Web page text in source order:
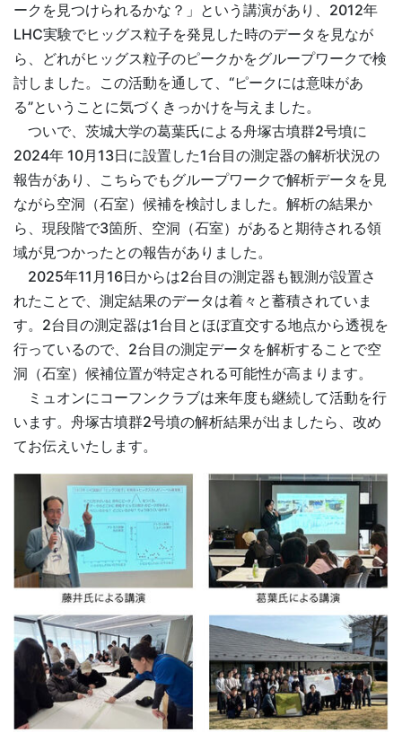
ークを見つけられるかな？」という講演があり、2012年
LHC実験でヒッグス粒子を発見した時のデータを見なが
ら、どれがヒッグス粒子のピークかをグループワークで検
討しました。この活動を通して、“ピークには意味があ
る”ということに気づくきっかけを与えました。
ついで、茨城大学の葛葉氏による舟塚古墳群2号墳に
2024年 10月13日に設置した1台目の測定器の解析状況の
報告があり、こちらでもグループワークで解析データを見
ながら空洞（石室）候補を検討しました。解析の結果か
ら、現段階で3箇所、空洞（石室）があると期待される領
域が見つかったとの報告がありました。
2025年11月16日からは2台目の測定器も観測が設置さ
れたことで、測定結果のデータは着々と蓄積されていま
す。2台目の測定器は1台目とほぼ直交する地点から透視を
行っているので、2台目の測定データを解析することで空
洞（石室）候補位置が特定される可能性が高まります。
ミュオンにコーフンクラブは来年度も継続して活動を行
います。舟塚古墳群2号墳の解析結果が出ましたら、改め
てお伝えいたします。